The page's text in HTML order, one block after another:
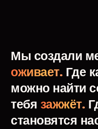
Мы создали
оживает. Где
можно найти
тебя зажжёт.
становятся